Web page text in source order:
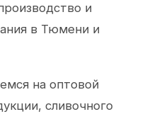
и
в Тюмени и
на оптовой
сливочного